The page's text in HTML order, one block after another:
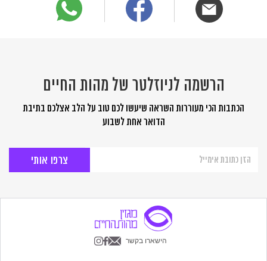
הרשמה לניוזלטר של מהות החיים
הכתבות הכי מעוררות השראה שיעשו לכם טוב על הלב אצלכם בתיבת
הדואר אחת לשבוע
לניוזלטר
החיים
הישארו בקשר